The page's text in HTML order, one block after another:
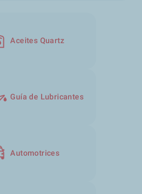
Aceites Quartz
Guía de Lubricantes
Automotrices